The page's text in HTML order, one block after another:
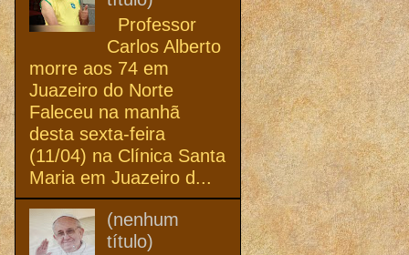
Professor
Carlos Alberto
morre aos 74 em
Juazeiro do Norte
Faleceu na manhã
desta sexta-feira
(11/04) na Clínica Santa
Maria em Juazeiro d...
(nenhum
título)